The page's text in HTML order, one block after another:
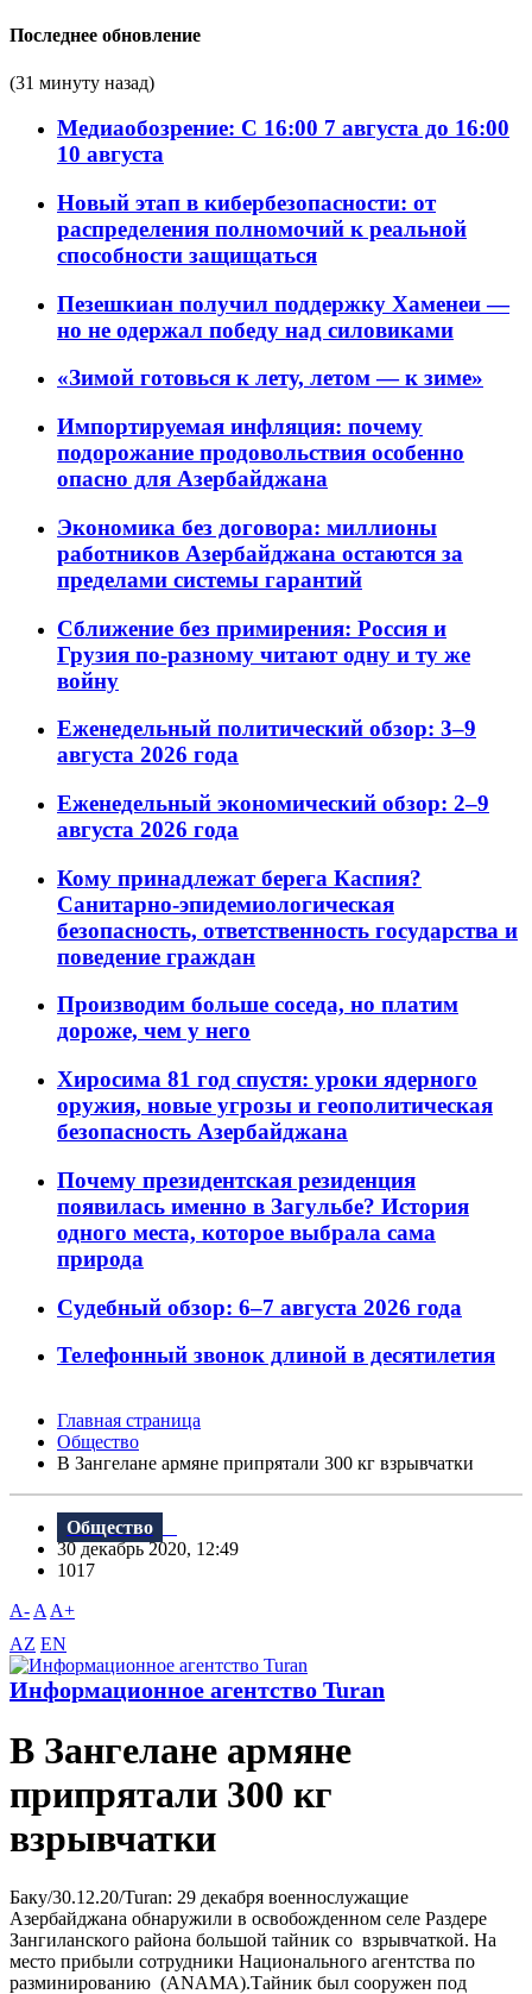
Последнее обновление
(31 минуту назад)
Медиаобозрение: С 16:00 7 августа до 16:00
10 августа
Новый этап в кибербезопасности: от
распределения полномочий к реальной
способности защищаться
Пезешкиан получил поддержку Хаменеи —
но не одержал победу над силовиками
«Зимой готовься к лету, летом — к зиме»
Импортируемая инфляция: почему
подорожание продовольствия особенно
опасно для Азербайджана
Экономика без договора: миллионы
работников Азербайджана остаются за
пределами системы гарантий
Сближение без примирения: Россия и
Грузия по-разному читают одну и ту же
войну
Еженедельный политический обзор: 3–9
августа 2026 года
Еженедельный экономический обзор: 2–9
августа 2026 года
Кому принадлежат берега Каспия?
Санитарно-эпидемиологическая
безопасность, ответственность государства и
поведение граждан
Производим больше соседа, но платим
дороже, чем у него
Хиросима 81 год спустя: уроки ядерного
оружия, новые угрозы и геополитическая
безопасность Азербайджана
Почему президентская резиденция
появилась именно в Загульбе? История
одного места, которое выбрала сама
природа
Судебный обзор: 6–7 августа 2026 года
Телефонный звонок длиной в десятилетия
Главная страница
Общество
В Зангелане армяне припрятали 300 кг взрывчатки
Общество
30 декабрь 2020, 12:49
1017
A- A A+
AZ EN
Информационное агентство Turan
В Зангелане армяне
припрятали 300 кг
взрывчатки
Баку/30.12.20/Turan: 29 декабря военнослужащие
Азербайджана обнаружили в освобожденном селе Раздере
Зангиланского района большой тайник со взрывчаткой. На
место прибыли сотрудники Национального агентства по
разминированию (ANAMA).Тайник был сооружен под